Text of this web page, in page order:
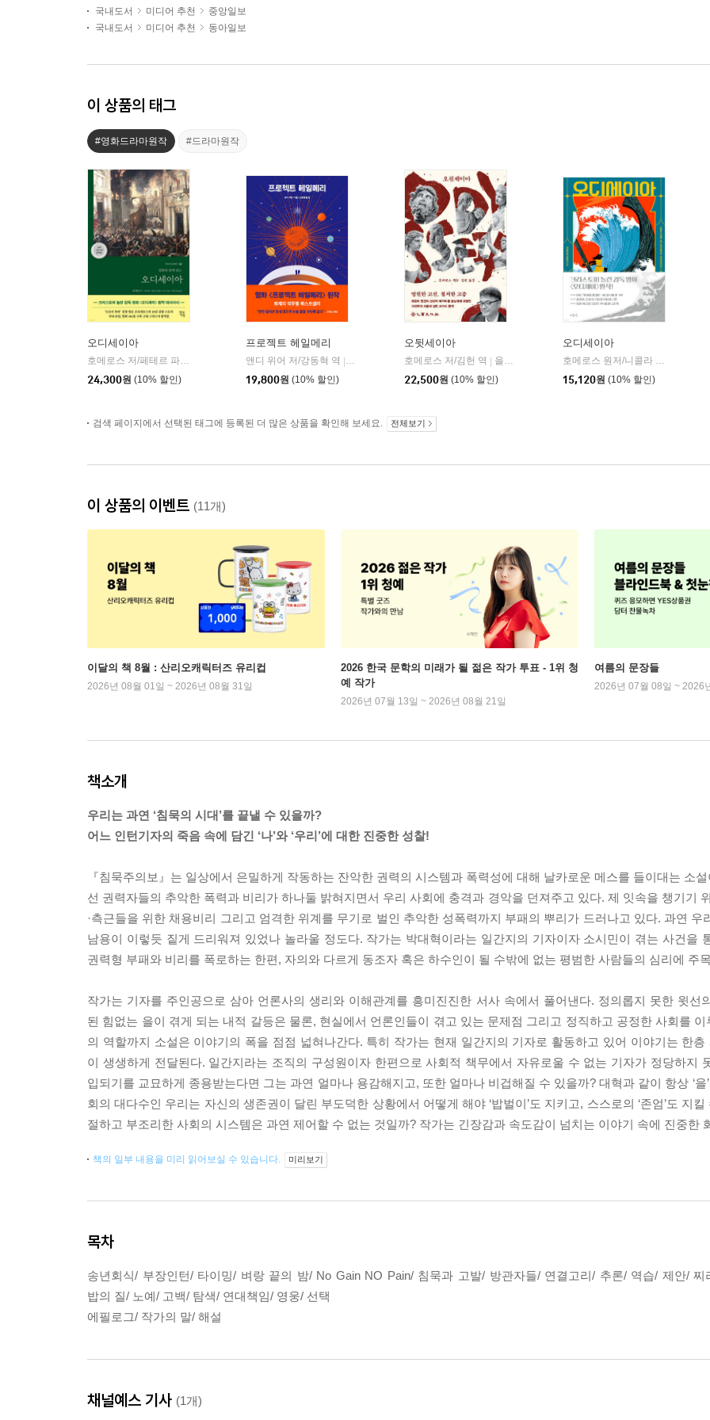
국내도서 미디어 추천
중앙일보
국내도서
미디어 추천 동아일보
이 상품의 태그
#영화드라마원작 #드라마원작
오디세이아
호메로스 저/페테르 파울 루벤스 그림/박문재 역
현대지성
24,300원 (10% 할인)
프로젝트 헤일메리
앤디 위어 저/강동혁 역
알에이치코리아(RHK)
19,800원 (10% 할인)
오뒷세이아
호메로스 저/김헌 역
을유문화사
22,500원 (10% 할인)
오디세이아
호메로스 원저/니콜라 친퀘티 글/데시데리아 귀치아르디니 그림/이승수 역
15,120원 (10% 할인)
검색 페이지에서 선택된 태그에 등록된 더 많은 상품을 확인해 보세요. 전체보기
이 상품의 이벤트 (11개)
이달의 책 8월 : 산리오캐릭터즈 유리컵
2026년 08월 01일 ~ 2026년 08월 31일
2026 한국 문학의 미래가 될 젊은 작가 투표 - 1위 청
예 작가
2026년 07월 13일 ~ 2026년 08월 21일
여름의 문장들
2026년 07월 08일 ~ 2026
책소개
우리는 과연 ‘침묵의 시대’를 끝낼 수 있을까?
어느 인턴기자의 죽음 속에 담긴 ‘나’와 ‘우리’에 대한 진중한 성찰!
『침묵주의보』는 일상에서 은밀하게 작동하는 잔악한 권력의 시스템과 폭력성에 대해 날카로운 메스를 들이대는 소설
선 권력자들의 추악한 폭력과 비리가 하나둘 밝혀지면서 우리 사회에 충격과 경악을 던져주고 있다. 제 잇속을 챙기기
·측근들을 위한 채용비리 그리고 엄격한 위계를 무기로 벌인 추악한 성폭력까지 부패의 뿌리가 드러나고 있다. 과연 우
남용이 이렇듯 짙게 드리워져 있었나 놀라울 정도다. 작가는 박대혁이라는 일간지의 기자이자 소시민이 겪는 사건을
권력형 부패와 비리를 폭로하는 한편, 자의와 다르게 동조자 혹은 하수인이 될 수밖에 없는 평범한 사람들의 심리에 주
작가는 기자를 주인공으로 삼아 언론사의 생리와 이해관계를 흥미진진한 서사 속에서 풀어낸다. 정의롭지 못한 윗선
된 힘없는 을이 겪게 되는 내적 갈등은 물론, 현실에서 언론인들이 겪고 있는 문제점 그리고 정직하고 공정한 사회를
의 역할까지 소설은 이야기의 폭을 점점 넓혀나간다. 특히 작가는 현재 일간지의 기자로 활동하고 있어 이야기는 한
이 생생하게 전달된다. 일간지라는 조직의 구성원이자 한편으로 사회적 책무에서 자유로울 수 없는 기자가 정당하지
입되기를 교묘하게 종용받는다면 그는 과연 얼마나 용감해지고, 또한 얼마나 비겁해질 수 있을까? 대혁과 같이 항상 ‘을
회의 대다수인 우리는 자신의 생존권이 달린 부도덕한 상황에서 어떻게 해야 ‘밥벌이’도 지키고, 스스로의 ‘존엄’도 지
절하고 부조리한 사회의 시스템은 과연 제어할 수 없는 것일까? 작가는 긴장감과 속도감이 넘치는 이야기 속에 진중한
책의 일부 내용을 미리 읽어보실 수 있습니다. 미리보기
목차
송년회식/ 부장인턴/ 타이밍/ 벼랑 끝의 밤/ No Gain NO Pain/ 침묵과 고발/ 방관자들/ 연결고리/ 추론/ 역습/ 제안/
밥의 질/ 노예/ 고백/ 탐색/ 연대책임/ 영웅/ 선택
에필로그/ 작가의 말/ 해설
채널예스 기사 (1개)